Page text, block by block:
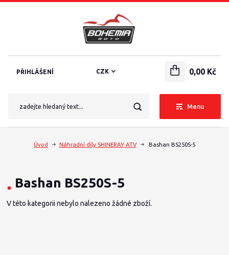
Menu
CZK
PŘIHLÁŠENÍ 0,00 Kč
Úvod Náhradní díly SHINERAY ATV Bashan BS250S-5
Bashan BS250S-5
V této kategorii nebylo nalezeno žádné zboží.